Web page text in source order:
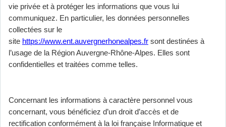
vie privée et à protéger les informations que vous lui
communiquez. En particulier, les données personnelles
collectées sur le
site https://www.ent.auvergnerhonealpes.fr sont destinées à
l’usage de la Région Auvergne-Rhône-Alpes. Elles sont
confidentielles et traitées comme telles.
Concernant les informations à caractère personnel vous
concernant, vous bénéficiez d’un droit d’accès et de
rectification conformément à la loi française Informatique et